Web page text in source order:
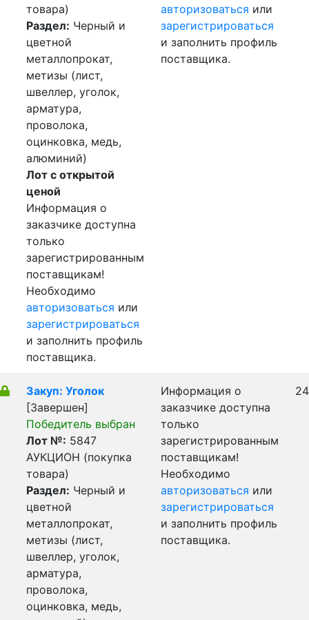
товара)
Раздел: Черный и
цветной
металлопрокат,
метизы (лист,
швеллер, уголок,
арматура,
проволока,
оцинковка, медь,
алюминий)
Лот с открытой
ценой
Информация о
заказчике доступна
только
зарегистрированным
поставщикам!
Необходимо
авторизоваться или
зарегистрироваться
и заполнить профиль
поставщика.
авторизоваться или
зарегистрироваться
и заполнить профиль
поставщика.
Закуп: Уголок
[Завершен]
Победитель выбран
Лот №: 5847
АУКЦИОН (покупка
товара)
Раздел: Черный и
цветной
металлопрокат,
метизы (лист,
швеллер, уголок,
арматура,
проволока,
оцинковка, медь,
Информация о
заказчике доступна
только
зарегистрированным
поставщикам!
Необходимо
авторизоваться или
зарегистрироваться
и заполнить профиль
поставщика.